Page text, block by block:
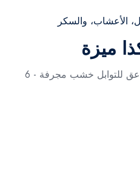
الأعشاب، والسكر
ميزة
لا تفوّت فرصة امتلاك طقم ملاعق للتوابل خشب مجرفة - 6